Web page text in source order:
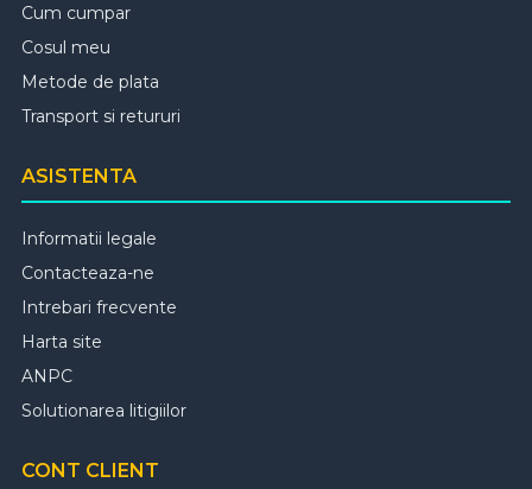
Cum cumpar
Cosul meu
Metode de plata
Transport si retururi
ASISTENTA
Informatii legale
Contacteaza-ne
Intrebari frecvente
Harta site
ANPC
Solutionarea litigiilor
CONT CLIENT